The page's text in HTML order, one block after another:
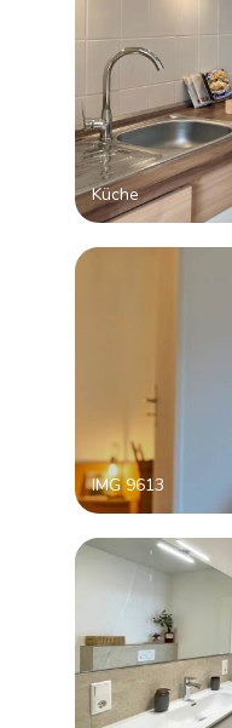
Küche
IMG 9613